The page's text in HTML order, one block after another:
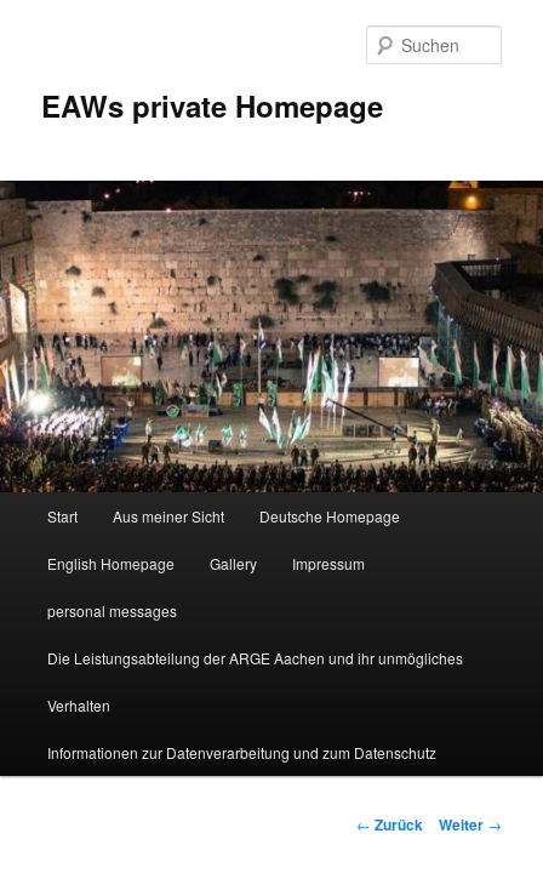
EAWs private Homepage
Start Aus meiner Sicht Deutsche Homepage
English Homepage Gallery Impressum
personal messages
Die Leistungsabteilung der ARGE Aachen und ihr unmögliches
Verhalten
Informationen zur Datenverarbeitung und zum Datenschutz
Beitragsnavigation
← Zurück Weiter →